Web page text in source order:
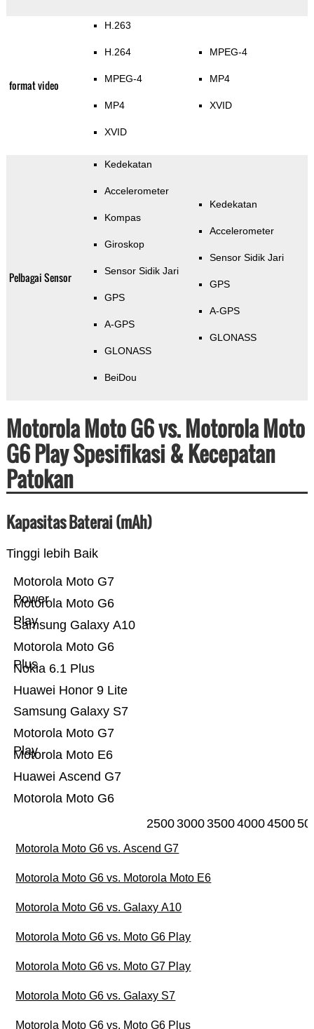
format video
H.263
H.264
MPEG-4
MP4
XVID
MPEG-4
MP4
XVID
Pelbagai Sensor
Kedekatan
Accelerometer
Kompas
Giroskop
Sensor Sidik Jari
GPS
A-GPS
GLONASS
BeiDou
Kedekatan
Accelerometer
Sensor Sidik Jari
GPS
A-GPS
GLONASS
Motorola Moto G6 vs. Motorola Moto
G6 Play Spesifikasi & Kecepatan
Patokan
Kapasitas Baterai (mAh)
Tinggi lebih Baik
Motorola Moto G6
Huawei Ascend G7
Motorola Moto E6
Motorola Moto G7
Play
Samsung Galaxy S7
Huawei Honor 9 Lite
Nokia 6.1 Plus
Motorola Moto G6
Plus
Samsung Galaxy A10
Motorola Moto G6
Play
Motorola Moto G7
Power
25003000350040004500
Motorola Moto G6 vs. Ascend G7
Motorola Moto G6 vs. Motorola Moto E6
Motorola Moto G6 vs. Galaxy A10
Motorola Moto G6 vs. Moto G6 Play
Motorola Moto G6 vs. Moto G7 Play
Motorola Moto G6 vs. Galaxy S7
Motorola Moto G6 vs. Moto G6 Plus